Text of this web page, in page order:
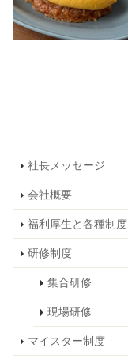
社長メッセージ
会社概要
福利厚生と各種制度
研修制度
集合研修
現場研修
マイスター制度